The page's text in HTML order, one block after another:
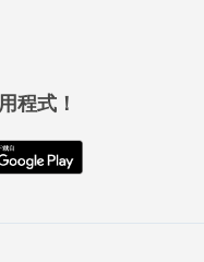
程式！